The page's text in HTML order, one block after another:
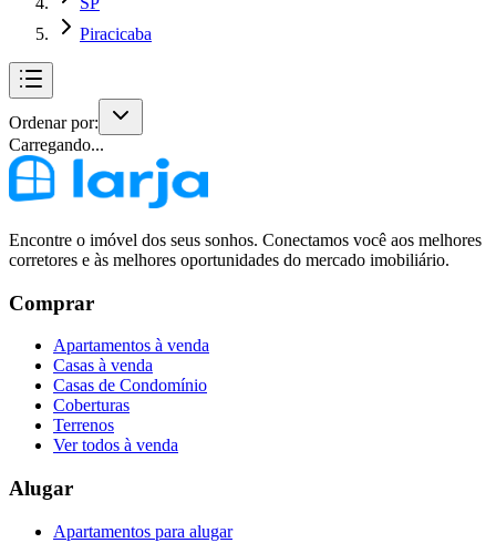
Piracicaba
Ordenar por:
Carregando...
Encontre o imóvel dos seus sonhos. Conectamos você aos melhores
corretores e às melhores oportunidades do mercado imobiliário.
Comprar
Apartamentos à venda
Casas à venda
Casas de Condomínio
Coberturas
Terrenos
Ver todos à venda
Alugar
Apartamentos para alugar